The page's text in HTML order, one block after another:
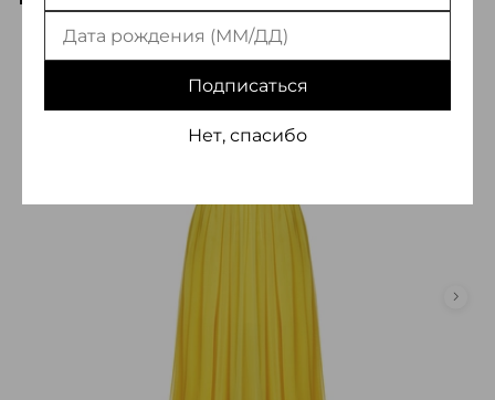
Подписаться
Нет, спасибо